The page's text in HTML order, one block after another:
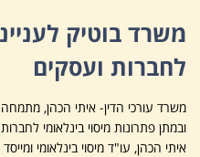
משרד בוטיק
לחברות ועסקים
משרד עורכי הדין- איתי הכהן,
ובמתן פתרונות מיסוי בינלאומי
איתי הכהן, עו"ד מיסוי בינלאומי